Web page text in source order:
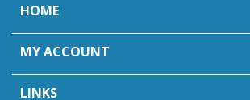
HOME
MY ACCOUNT
LINKS